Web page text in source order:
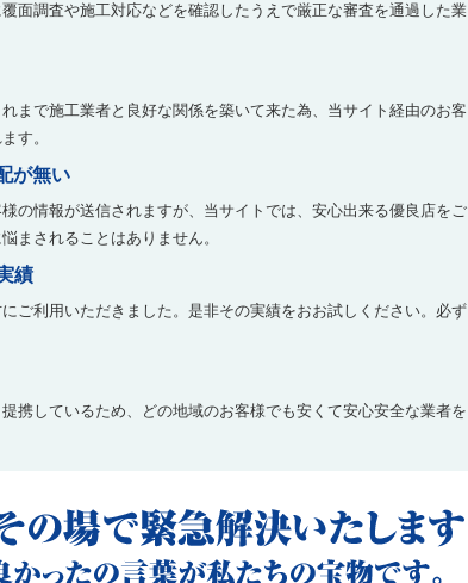
面調査や施工対応などを確認したうえで厳正な審査を通過した業
まで施工業者と良好な関係を築いて来た為、当サイト経由のお客
す。
が無い
の情報が送信されますが、当サイトでは、安心出来る優良店をご
まされることはありません。
績
ご利用いただきました。是非その実績をおお試しください。必ず
携しているため、どの地域のお客様でも安くて安心安全な業者を